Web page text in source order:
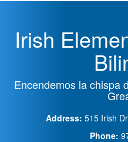
Irish
Encendemos la chispa
Address: 515 Irish
Phone: